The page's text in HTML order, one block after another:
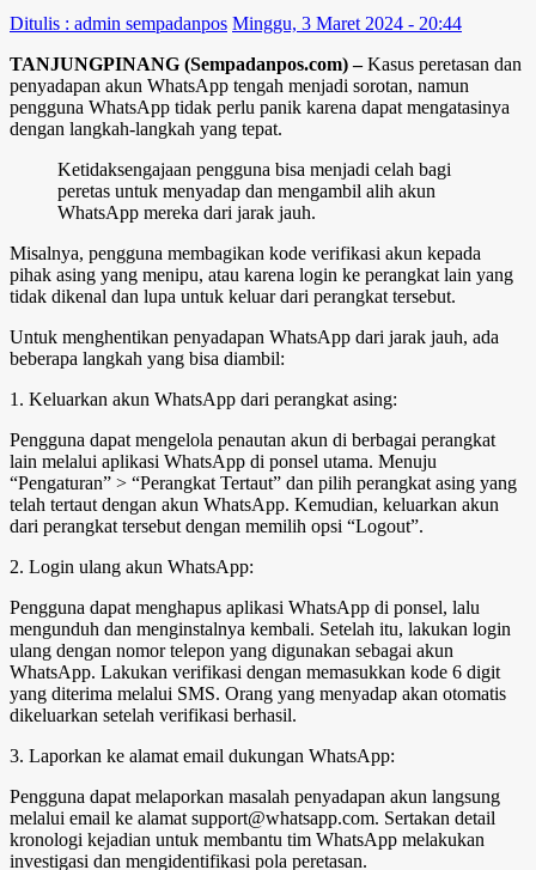
Ditulis : admin sempadanpos Minggu, 3 Maret 2024 - 20:44
TANJUNGPINANG (Sempadanpos.com) –Kasus peretasan dan
penyadapan akun WhatsApp tengah menjadi sorotan, namun
pengguna WhatsApp tidak perlu panik karena dapat mengatasinya
dengan langkah-langkah yang tepat.
Ketidaksengajaan pengguna bisa menjadi celah bagi
peretas untuk menyadap dan mengambil alih akun
WhatsApp mereka dari jarak jauh.
Misalnya, pengguna membagikan kode verifikasi akun kepada
pihak asing yang menipu, atau karena login ke perangkat lain yang
tidak dikenal dan lupa untuk keluar dari perangkat tersebut.
Untuk menghentikan penyadapan WhatsApp dari jarak jauh, ada
beberapa langkah yang bisa diambil:
1. Keluarkan akun WhatsApp dari perangkat asing:
Pengguna dapat mengelola penautan akun di berbagai perangkat
lain melalui aplikasi WhatsApp di ponsel utama. Menuju
“Pengaturan” > “Perangkat Tertaut” dan pilih perangkat asing yang
telah tertaut dengan akun WhatsApp. Kemudian, keluarkan akun
dari perangkat tersebut dengan memilih opsi “Logout”.
2. Login ulang akun WhatsApp:
Pengguna dapat menghapus aplikasi WhatsApp di ponsel, lalu
mengunduh dan menginstalnya kembali. Setelah itu, lakukan login
ulang dengan nomor telepon yang digunakan sebagai akun
WhatsApp. Lakukan verifikasi dengan memasukkan kode 6 digit
yang diterima melalui SMS. Orang yang menyadap akan otomatis
dikeluarkan setelah verifikasi berhasil.
3. Laporkan ke alamat email dukungan WhatsApp:
Pengguna dapat melaporkan masalah penyadapan akun langsung
melalui email ke alamat support@whatsapp.com. Sertakan detail
kronologi kejadian untuk membantu tim WhatsApp melakukan
investigasi dan mengidentifikasi pola peretasan.